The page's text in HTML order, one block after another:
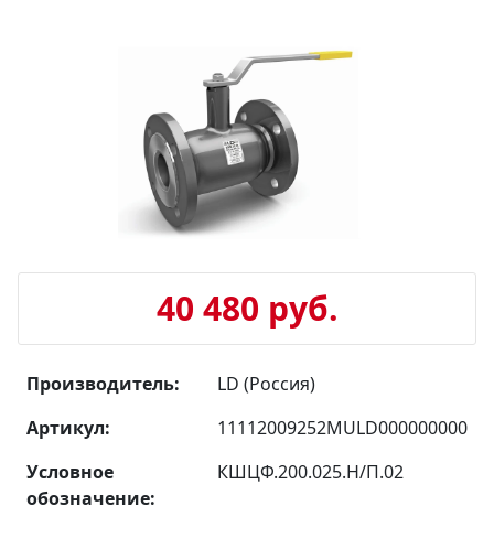
40 480 руб.
Производитель:
LD (Россия)
Артикул:
11112009252MULD000000000
Условное
обозначение:
КШЦФ.200.025.Н/П.02